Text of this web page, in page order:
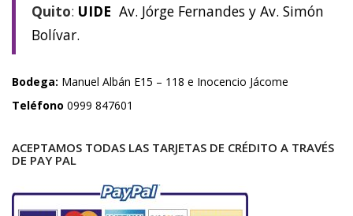
Quito: UIDE Av. Jórge Fernandes y Av. Simón
Bolívar.
Bodega: Manuel Albán E15 – 118 e Inocencio Jácome
Teléfono 0999 847601
ACEPTAMOS TODAS LAS TARJETAS DE CRÉDITO A TRAVÉS
DE PAY PAL